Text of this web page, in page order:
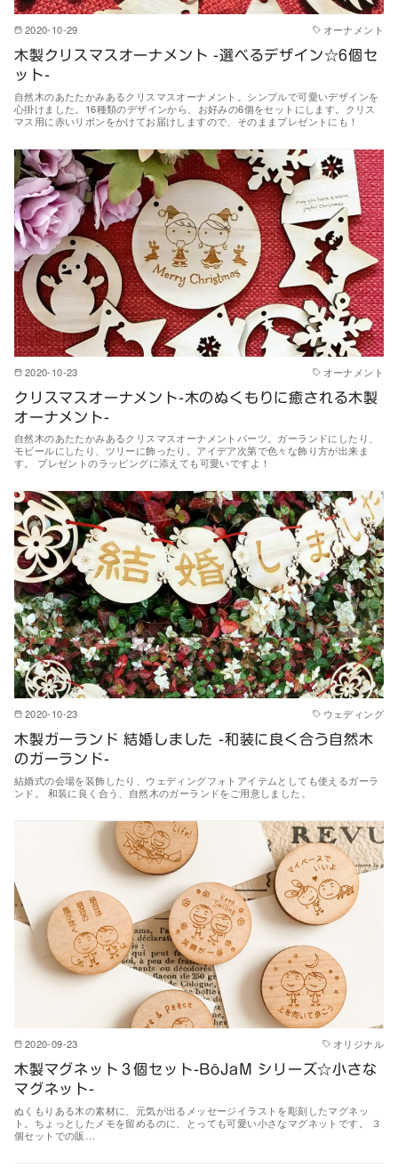
2020-10-29
オーナメント
木製クリスマスオーナメント -選べるデザイン☆6個セ
ット-
自然木のあたたかみあるクリスマスオーナメント。シンプルで可愛いデザインを
心掛けました。16種類のデザインから、お好みの6個をセットにします。クリス
マス用に赤いリボンをかけてお届けしますので、そのままプレゼントにも！
2020-10-23
オーナメント
クリスマスオーナメント-木のぬくもりに癒される木製
オーナメント-
自然木のあたたかみあるクリスマスオーナメントパーツ。ガーランドにしたり、
モビールにしたり、ツリーに飾ったり。アイデア次第で色々な飾り方が出来ま
す。 プレゼントのラッピングに添えても可愛いですよ！
2020-10-23
ウェディング
木製ガーランド 結婚しました -和装に良く合う自然木
のガーランド-
結婚式の会場を装飾したり、ウェディングフォトアイテムとしても使えるガーラ
ンド。 和装に良く合う、自然木のガーランドをご用意しました。
2020-09-23
オリジナル
木製マグネット３個セット-BōJaM シリーズ☆小さな
マグネット-
ぬくもりある木の素材に、元気が出るメッセージイラストを彫刻したマグネッ
ト。ちょっとしたメモを留めるのに、とっても可愛い小さなマグネットです。 ３
個セットでの販…